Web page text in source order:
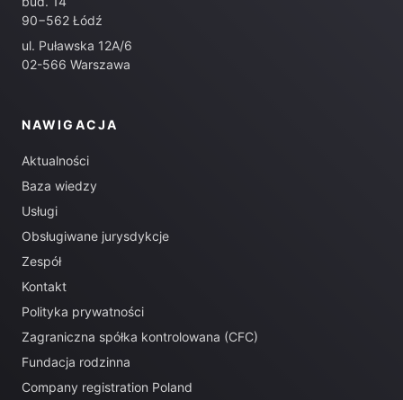
90−562 Łódź
ul. Puławska 12A/6
02-566 Warszawa
NAWIGACJA
Aktualności
Baza wiedzy
Usługi
Obsługiwane jurysdykcje
Zespół
Kontakt
Polityka prywatności
Zagraniczna spółka kontrolowana (CFC)
Fundacja rodzinna
Company registration Poland